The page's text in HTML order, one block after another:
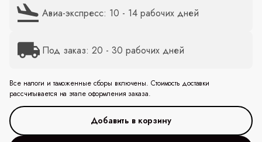
Авиа-экспресс: 10 - 14 рабочих дней
Под заказ: 20 - 30 рабочих дней
Все налоги и таможенные сборы включены. Стоимость доставки
рассчитывается на этапе оформления заказа.